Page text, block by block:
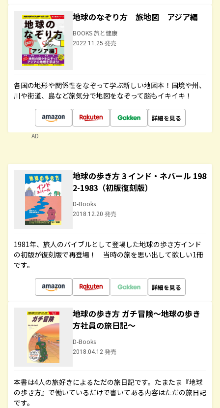
地球のなぞり方 旅地図 アジア編
BOOKS 旅と健康
2022.11.25 発売
各国の地形や関係性をなぞって学ぶ新しい地図本！国境や州、
川や街道、島など旅気分で地図をなぞって脳もイキイキ！
詳細を見る
AD
地球の歩き方 3 インド・ネパール 198
2-1983（初版復刻版）
D-Books
2018.12.20 発売
1981年、旅人のバイブルとして登場した地球の歩き方インド
の初版が復刻版で再登場！ 当時の旅を思い出して欲しい1冊
です。
詳細を見る
地球の歩き方 ガチ冒険～地球の歩き
方社員の旅日記～
D-Books
2018.04.12 発売
本書は4人の旅好きによるただの旅日記です。たまたま『地球
の歩き方』で働いているだけで書いてある内容はただの旅日記
です。